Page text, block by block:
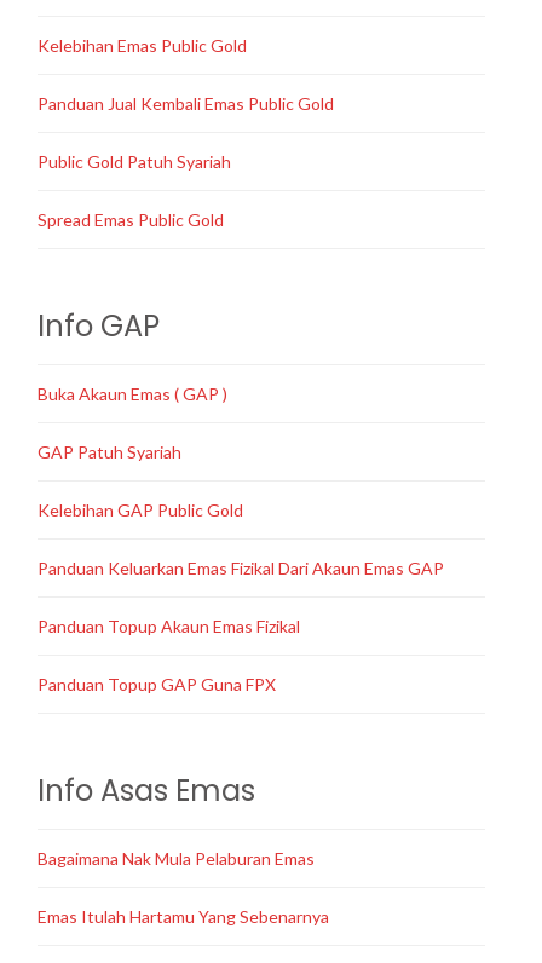
Kelebihan Emas Public Gold
Panduan Jual Kembali Emas Public Gold
Public Gold Patuh Syariah
Spread Emas Public Gold
Info GAP
Buka Akaun Emas ( GAP )
GAP Patuh Syariah
Kelebihan GAP Public Gold
Panduan Keluarkan Emas Fizikal Dari Akaun Emas GAP
Panduan Topup Akaun Emas Fizikal
Panduan Topup GAP Guna FPX
Info Asas Emas
Bagaimana Nak Mula Pelaburan Emas
Emas Itulah Hartamu Yang Sebenarnya